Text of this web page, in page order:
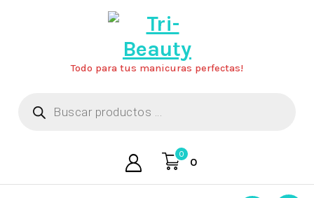
Todo para tus manicuras perfectas!
productos
0
0